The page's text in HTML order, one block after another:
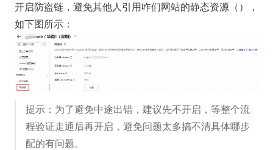
开启防盗链，避免其他人引用咋们网站的静态资源（），
如下图所示：
提示：为了避免中途出错，建议先不开启，等整个流
程验证走通后再开启，避免问题太多搞不清具体哪步
配的有问题。